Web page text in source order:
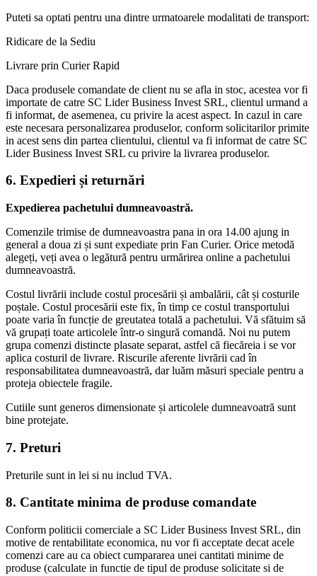
Puteti sa optati pentru una dintre urmatoarele modalitati de transport:
Ridicare de la Sediu
Livrare prin Curier Rapid
Daca produsele comandate de client nu se afla in stoc, acestea vor fi
importate de catre SC Lider Business Invest SRL, clientul urmand a
fi informat, de asemenea, cu privire la acest aspect. In cazul in care
este necesara personalizarea produselor, conform solicitarilor primite
in acest sens din partea clientului, clientul va fi informat de catre SC
Lider Business Invest SRL cu privire la livrarea produselor.
6. Expedieri și returnări
Expedierea pachetului dumneavoastră.
Comenzile trimise de dumneavoastra pana in ora 14.00 ajung in
general a doua zi și sunt expediate prin Fan Curier. Orice metodă
alegeți, veți avea o legătură pentru urmărirea online a pachetului
dumneavoastră.
Costul livrării include costul procesării și ambalării, cât și costurile
poștale. Costul procesării este fix, în timp ce costul transportului
poate varia în funcție de greutatea totală a pachetului. Vă sfătuim să
vă grupați toate articolele într-o singură comandă. Noi nu putem
grupa comenzi distincte plasate separat, astfel că fiecăreia i se vor
aplica costuril de livrare. Riscurile aferente livrării cad în
responsabilitatea dumneavoastră, dar luăm măsuri speciale pentru a
proteja obiectele fragile.
Cutiile sunt generos dimensionate și articolele dumneavoatră sunt
bine protejate.
7. Preturi
Preturile sunt in lei si nu includ TVA.
8. Cantitate minima de produse comandate
Conform politicii comerciale a SC Lider Business Invest SRL, din
motive de rentabilitate economica, nu vor fi acceptate decat acele
comenzi care au ca obiect cumpararea unei cantitati minime de
produse (calculate in functie de tipul de produse solicitate si de